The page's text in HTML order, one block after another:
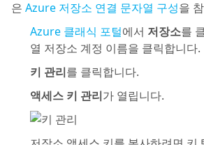
은 Azure 저장소 연결 문자열 구성을
Azure 클래식 포털에서 저장소를
열 저장소 계정 이름을 클릭합니다.
키 관리를 클릭합니다.
액세스 키 관리가 열립니다.